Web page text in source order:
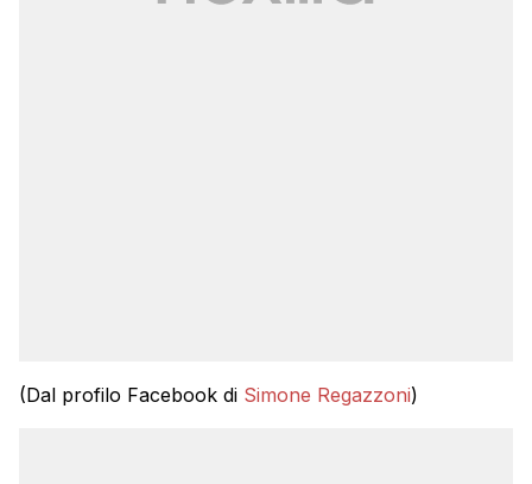
(Dal profilo Facebook di Simone Regazzoni)